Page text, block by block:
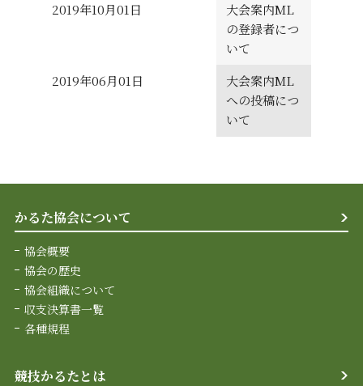
大会案内ML
の登録者につ
いて
大会案内ML
への投稿につ
いて
かるた協会について
協会概要
協会の歴史
協会組織について
収支決算書一覧
各種規程
競技かるたとは